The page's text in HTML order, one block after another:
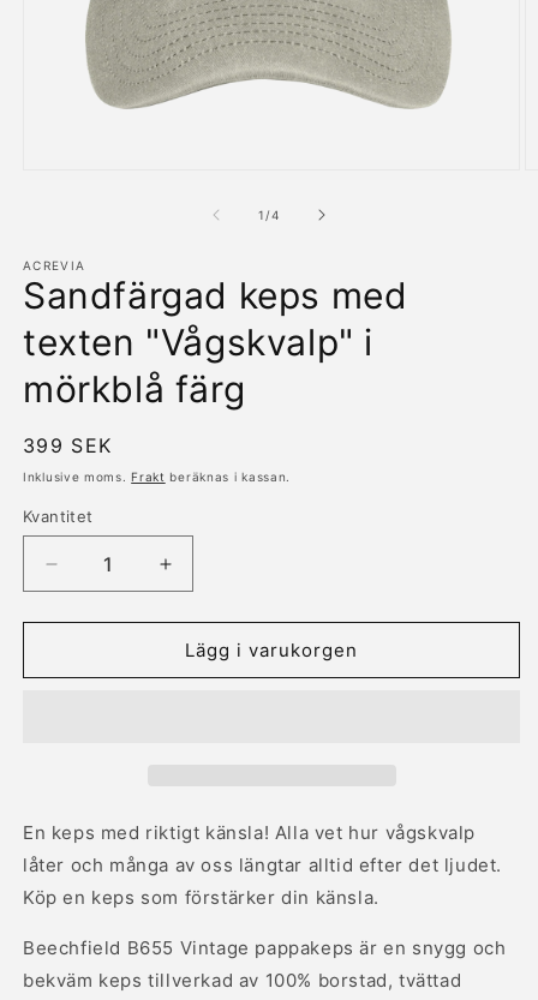
1 /av
4
ACREVIA
Sandfärgad keps med
texten "Vågskvalp" i
mörkblå färg
Ordinarie
pris
399 SEK
Inklusive moms. Frakt beräknas i kassan.
Kvantitet
Kvantitet
Minska
kvantitet
för
keps
färg
Öka
kvantitet
för
Sandfärgad
keps
färg
Lägg i varukorgen
En keps med riktigt känsla! Alla vet hur vågskvalp
låter och många av oss längtar alltid efter det ljudet.
Köp en keps som förstärker din känsla.
Beechfield B655 Vintage pappakeps är en snygg och
bekväm keps tillverkad av 100% borstad, tvättad